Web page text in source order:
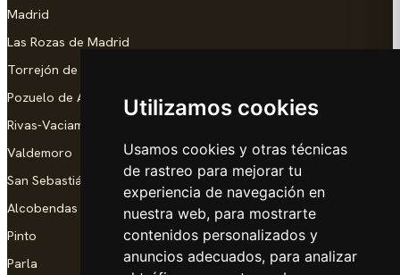
Utilizamos cookies
Usamos cookies y otras técnicas
de rastreo para mejorar tu
experiencia de navegación en
nuestra web, para mostrarte
contenidos personalizados y
anuncios adecuados, para analizar
Madrid
Las Rozas de Madrid
Torrejón de Ardoz
Pozuelo de Alarcón
Rivas-Vaciamadrid
Valdemoro
San Sebastián de los Reyes
Alcobendas
Pinto
Parla